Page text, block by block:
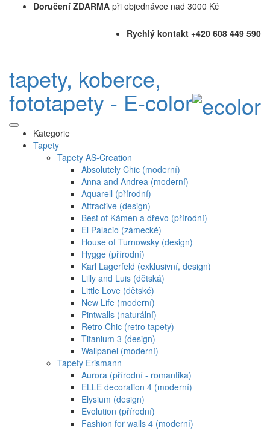
Doručení ZDARMA při objednávce nad 3000 Kč
Rychlý kontakt +420 608 449 590
tapety, koberce,
fototapety - E-color
Kategorie
Tapety
Tapety AS-Creation
Absolutely Chic (moderní)
Anna and Andrea (moderní)
Aquarell (přírodní)
Attractive (design)
Best of Kámen a dřevo (přírodní)
El Palacio (zámecké)
House of Turnowsky (design)
Hygge (přírodní)
Karl Lagerfeld (exklusivní, design)
Lilly and Luis (dětská)
Little Love (dětské)
New Life (moderní)
Pintwalls (naturální)
Retro Chic (retro tapety)
Titanium 3 (design)
Wallpanel (moderní)
Tapety Erismann
Aurora (přírodní - romantika)
ELLE decoration 4 (moderní)
Elysium (design)
Evolution (přírodní)
Fashion for walls 4 (moderní)